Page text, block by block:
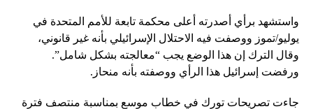
واستشهد برأي أصدرته أعلى محكمة تابعة للأمم المتحدة في
يوليو/تموز ووصفت فيه الاحتلال الإسرائيلي بأنه غير قانوني،
وقال الترك إن هذا الوضع يجب “معالجته بشكل شامل”.
ورفضت إسرائيل هذا الرأي ووصفته بأنه منحاز.
جاءت تصريحات تورك في خطاب موسع بمناسبة منتصف فترة